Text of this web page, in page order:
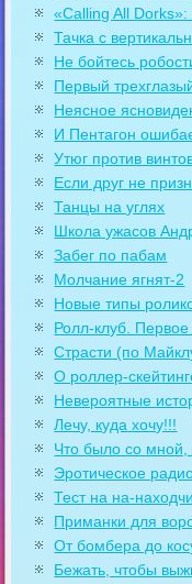
«Calling All
Тачка с
Не бойтесь
Первый
Неясное
И Пентагон
Утюг против
Если друг не
Танцы на углях
Школа ужасов
Забег по пабам
Молчание ягнят-2
Новые типы
Ролл-клуб.
Страсти (по
О роллер-
Невероятные
Лечу, куда хочу!!!
Что было со
Эротическое
Тест на на-
Приманки для
От бомбера до
Бежать, чтобы